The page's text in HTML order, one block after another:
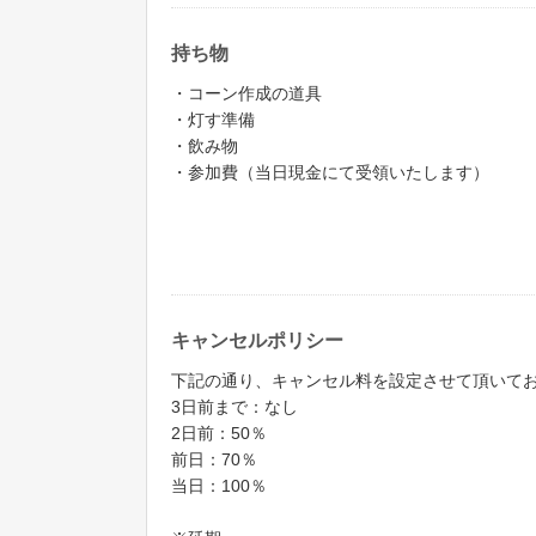
持ち物
・コーン作成の道具
・灯す準備
・飲み物
・参加費（当日現金にて受領いたします）
キャンセルポリシー
下記の通り、キャンセル料を設定させて頂いてお
3日前まで：なし
2日前：50％
前日：70％
当日：100％